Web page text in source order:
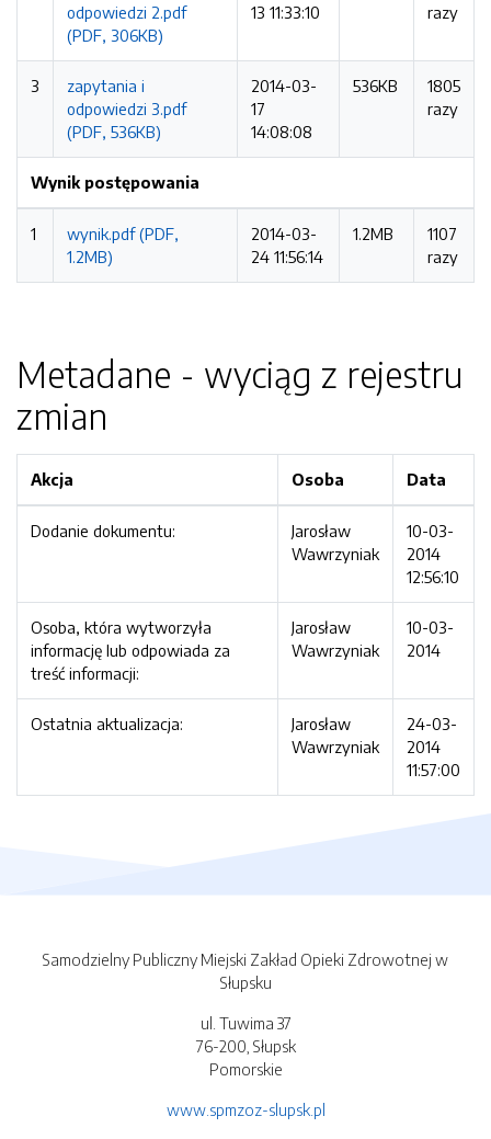
odpowiedzi 2.pdf
(PDF, 306KB)
13 11:33:10
razy
3
zapytania i
odpowiedzi 3.pdf
(PDF, 536KB)
2014-03-
17
14:08:08
536KB
1805
razy
Wynik postępowania
1
wynik.pdf (PDF,
1.2MB)
2014-03-
24 11:56:14
1.2MB
1107
razy
Metadane - wyciąg z rejestru
zmian
Akcja Osoba Data
Dodanie dokumentu:
Jarosław
Wawrzyniak
10-03-
2014
12:56:10
Osoba, która wytworzyła
informację lub odpowiada za
treść informacji:
Jarosław
Wawrzyniak
10-03-
2014
Ostatnia aktualizacja:
Jarosław
Wawrzyniak
24-03-
2014
11:57:00
Samodzielny Publiczny Miejski Zakład Opieki Zdrowotnej w
Słupsku
ul. Tuwima 37
76-200, Słupsk
Pomorskie
www.spmzoz-slupsk.pl